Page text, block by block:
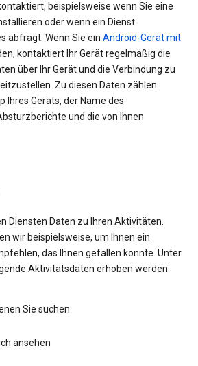
beispielsweise wenn Sie eine
oder wenn ein Dienst
abfragt. Wenn Sie ein Android-Gerät mit
kontaktiert Ihr Gerät regelmäßig die
über Ihr Gerät und die Verbindung zu
Zu diesen Daten zählen
Ihres Geräts, der Name des
und die von Ihnen
Diensten Daten zu Ihren Aktivitäten.
wir beispielsweise, um Ihnen ein
das Ihnen gefallen könnte. Unter
Aktivitätsdaten erhoben werden:
Sie suchen
ansehen